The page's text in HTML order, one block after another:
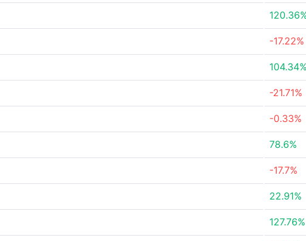
-17.22%
104.34%
-21.71%
-0.33%
78.6%
-17.7%
22.91%
127.76%